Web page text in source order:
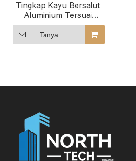
Tingkap Kayu Bersalut
Aluminium Tersuai
Northtech untuk
Bangunan Komersial
Tanya